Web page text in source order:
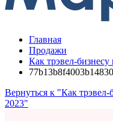
Главная
Продажи
Как трэвел-
Вернуться к "Как трэвел-
2023"